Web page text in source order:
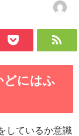
どにはふ
しているか意識